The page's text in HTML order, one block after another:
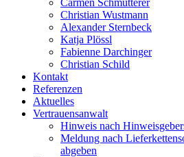
Carmen Schmutterer
Christian Wustmann
Alexander Sternbeck
Katja Plössl
Fabienne Darchinger
Christian Schild
Kontakt
Referenzen
Aktuelles
Vertrauensanwalt
Hinweis nach
Meldung nach
abgeben